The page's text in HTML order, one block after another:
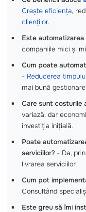
Crește eficiența,
clienților.
Este
companiile mici și
Cum poate
- Reducerea timpului
mai bună
Care sunt costurile
variază, dar
investiția inițială.
Poate
serviciilor? - Da,
livrarea serviciilor.
Cum pot
Consultând
Este greu să îmi